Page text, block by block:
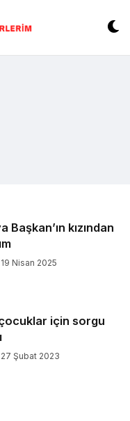
Başkan’ın kızından
19 Nisan 2025
için sorgu
27 Şubat 2023